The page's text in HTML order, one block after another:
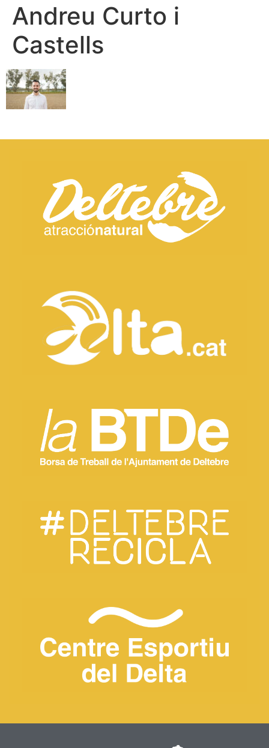
Andreu Curto i
Castells